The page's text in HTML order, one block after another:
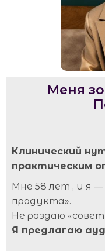
Меня
Клинический
практическим
Мне 58 лет , и я —
продукта».
Не раздаю
Я предлагаю